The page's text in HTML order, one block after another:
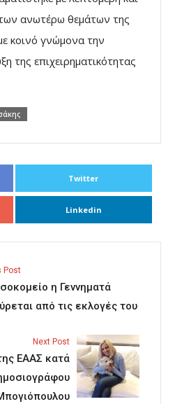
ανωτέρω θεμάτων της
κοινό γνώμονα την
της επιχειρηματικότητας
Twitter
Linkedin
Post
η Γεννηματά
από τις εκλογές του
Next Post
ΕΑΑΣ κατά